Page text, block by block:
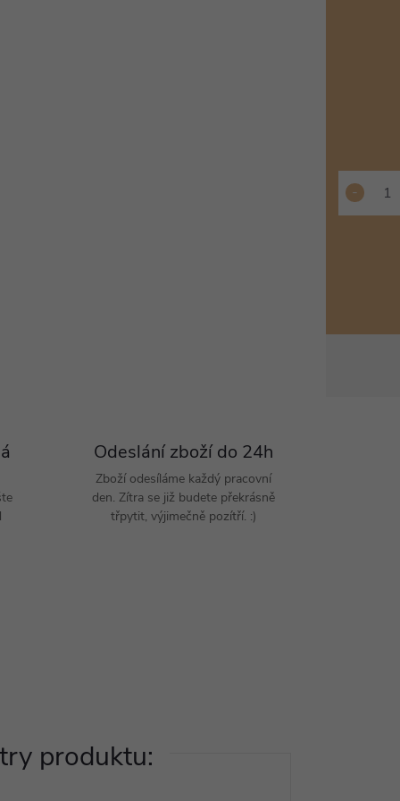
Odeslání zboží do 24h
Zboží odesíláme každý pracovní
den. Zítra se již budete překrásně
třpytit, výjimečně pozítří. :)
produktu: